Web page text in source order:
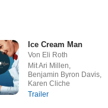
Ice Cream Man
Von Eli Roth
Mit Ari Millen,
Benjamin Byron Davis,
Karen Cliche
Trailer